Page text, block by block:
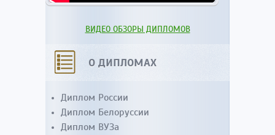
ВИДЕО ОБЗОРЫ ДИПЛОМОВ
О ДИПЛОМАХ
Диплом России
Диплом Белоруссии
Диплом ВУЗа